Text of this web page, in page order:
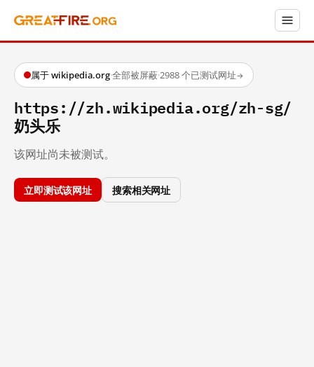
属于 wikipedia.org·全部被屏蔽·2988 个已测试网址→
https://zh.wikipedia.org/zh-sg/
奶头乐
该网址尚未被测试。
立即测试该网址 搜索相关网址